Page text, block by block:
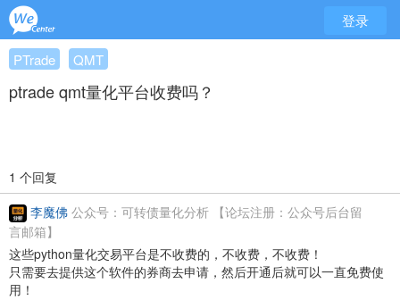
登录
PTrade QMT
ptrade qmt量化平台收费吗？
1 个回复
李魔佛 公众号：可转债量化分析 【论坛注册：公众号后台留
言邮箱】
这些python量化交易平台是不收费的，不收费，不收费！
只需要去提供这个软件的券商去申请，然后开通后就可以一直免费使
用！